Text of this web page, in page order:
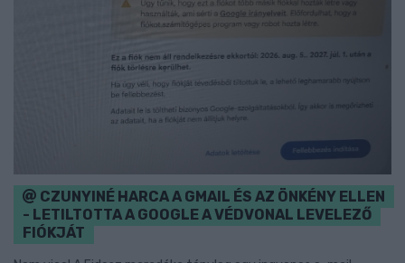
CZUNYINÉ HARCA A GMAIL ÉS AZ ÖNKÉNY ELLEN
- LETILTOTTA A GOOGLE A VÉDVONAL LEVELEZŐ
FIÓKJÁT